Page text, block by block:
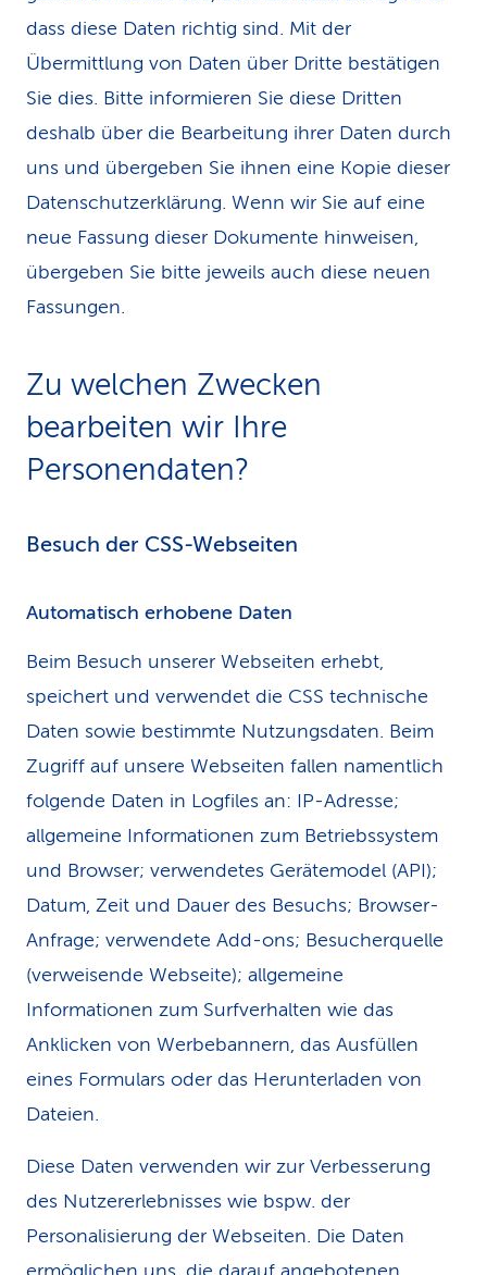
dass diese Daten richtig sind. Mit der
Übermittlung von Daten über Dritte bestätigen
Sie dies. Bitte informieren Sie diese Dritten
deshalb über die Bearbeitung ihrer Daten durch
uns und übergeben Sie ihnen eine Kopie dieser
Datenschutzerklärung. Wenn wir Sie auf eine
neue Fassung dieser Dokumente hinweisen,
übergeben Sie bitte jeweils auch diese neuen
Fassungen.
Zu welchen Zwecken
bearbeiten wir Ihre
Personendaten?
Besuch der CSS-Webseiten
Automatisch erhobene Daten
Beim Besuch unserer Webseiten erhebt,
speichert und verwendet die CSS technische
Daten sowie bestimmte Nutzungsdaten. Beim
Zugriff auf unsere Webseiten fallen namentlich
folgende Daten in Logfiles an: IP-Adresse;
allgemeine Informationen zum Betriebssystem
und Browser; verwendetes Gerätemodel (API);
Datum, Zeit und Dauer des Besuchs; Browser-
Anfrage; verwendete Add-ons; Besucherquelle
(verweisende Webseite); allgemeine
Informationen zum Surfverhalten wie das
Anklicken von Werbebannern, das Ausfüllen
eines Formulars oder das Herunterladen von
Dateien.
Diese Daten verwenden wir zur Verbesserung
des Nutzererlebnisses wie bspw. der
Personalisierung der Webseiten. Die Daten
ermöglichen uns, die darauf angebotenen